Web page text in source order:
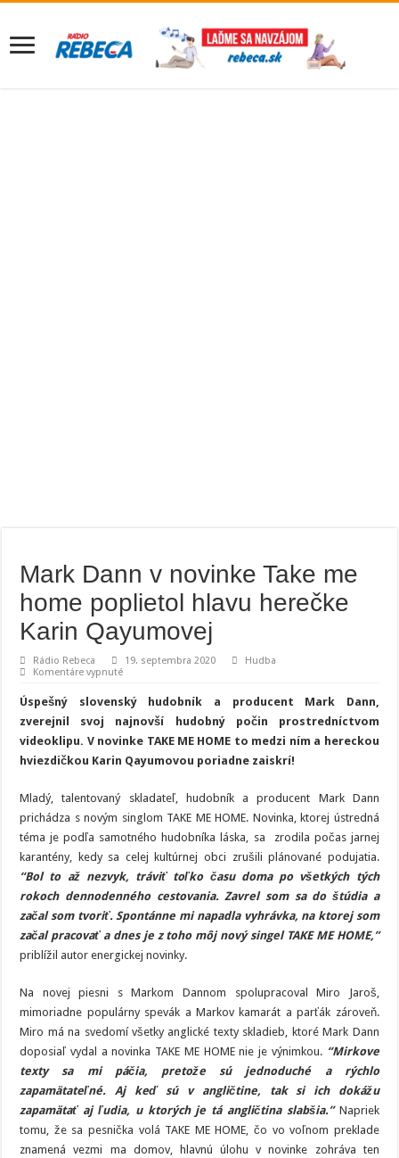
Mark Dann v novinke Take me
home poplietol hlavu herečke
Karin Qayumovej
Rádio Rebeca 19. septembra 2020
Hudba
Komentáre vypnuténa
Dann
v
novinke
Take
me
poplietol
Karin
Qayumovej
Úspešný slovenský hudobník a producent Mark Dann,
zverejnil svoj najnovší hudobný počin prostredníctvom
videoklipu. V novinke TAKE ME HOME to medzi ním a hereckou
hviezdičkou Karin Qayumovou poriadne zaiskrí!
Mladý, talentovaný skladateľ, hudobník a producent Mark Dann
prichádza s novým singlom TAKE ME HOME. Novinka, ktorej ústredná
téma je podľa samotného hudobníka láska, sa zrodila počas jarnej
karantény, kedy sa celej kultúrnej obci zrušili plánované podujatia.
“Bol to až nezvyk, tráviť toľko času doma po všetkých tých
rokoch dennodenného cestovania. Zavrel som sa do štúdia a
začal som tvoriť. Spontánne mi napadla vyhrávka, na ktorej som
začal pracovať a dnes je z toho môj nový singel TAKE ME HOME,”
priblížil autor energickej novinky.
Na novej piesni s Markom Dannom spolupracoval Miro Jaroš,
mimoriadne populárny spevák a Markov kamarát a parťák zároveň.
Miro má na svedomí všetky anglické texty skladieb, ktoré Mark Dann
doposiaľ vydal a novinka TAKE ME HOME nie je výnimkou. “Mirkove
texty sa mi páčia, pretože sú jednoduché a rýchlo
zapamätateľné. Aj keď sú v angličtine, tak si ich dokážu
zapamätať aj ľudia, u ktorých je tá angličtina slabšia.”Napriek
tomu, že sa pesnička volá TAKE ME HOME, čo vo voľnom preklade
znamená vezmi ma domov, hlavnú úlohu v novinke zohráva ten